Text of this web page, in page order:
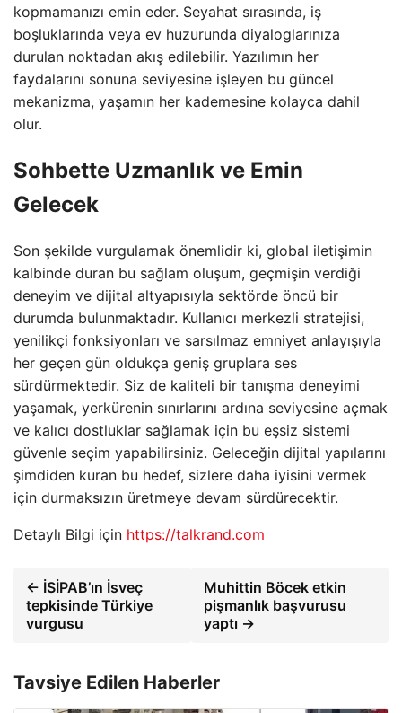
kopmamanızı emin eder. Seyahat sırasında, iş
boşluklarında veya ev huzurunda diyaloglarınıza
durulan noktadan akış edilebilir. Yazılımın her
faydalarını sonuna seviyesine işleyen bu güncel
mekanizma, yaşamın her kademesine kolayca dahil
olur.
Sohbette Uzmanlık ve Emin
Gelecek
Son şekilde vurgulamak önemlidir ki, global iletişimin
kalbinde duran bu sağlam oluşum, geçmişin verdiği
deneyim ve dijital altyapısıyla sektörde öncü bir
durumda bulunmaktadır. Kullanıcı merkezli stratejisi,
yenilikçi fonksiyonları ve sarsılmaz emniyet anlayışıyla
her geçen gün oldukça geniş gruplara ses
sürdürmektedir. Siz de kaliteli bir tanışma deneyimi
yaşamak, yerkürenin sınırlarını ardına seviyesine açmak
ve kalıcı dostluklar sağlamak için bu eşsiz sistemi
güvenle seçim yapabilirsiniz. Geleceğin dijital yapılarını
şimdiden kuran bu hedef, sizlere daha iyisini vermek
için durmaksızın üretmeye devam sürdürecektir.
Detaylı Bilgi için https://talkrand.com
← İSİPAB’ın İsveç
tepkisinde Türkiye
vurgusu
Muhittin Böcek etkin
pişmanlık başvurusu
yaptı →
Tavsiye Edilen Haberler